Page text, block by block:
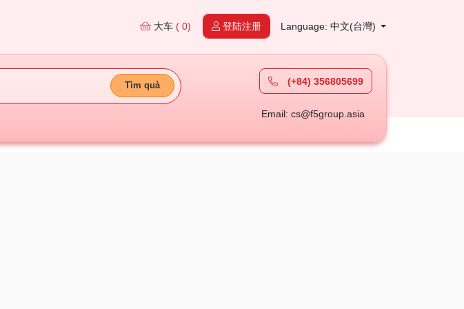
大车 ( 0) 登陆注册 Language: 中文(台灣)
Tìm quà (+84) 356805699
Email: cs@f5group.asia